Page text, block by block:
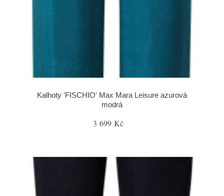
Kalhoty 'FISCHIO' Max Mara Leisure azurová
modrá
3 699 Kč